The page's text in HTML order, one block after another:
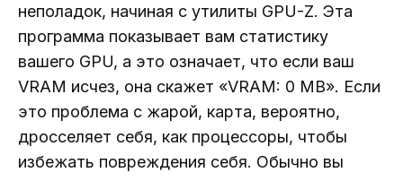
неполадок, начиная с утилиты GPU-Z. Эта
программа показывает вам статистику
вашего GPU, а это означает, что если ваш
VRAM исчез, она скажет «VRAM: 0 MB». Если
это проблема с жарой, карта, вероятно,
дросселяет себя, как процессоры, чтобы
избежать повреждения себя. Обычно вы